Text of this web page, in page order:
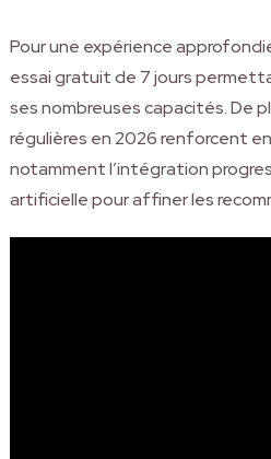
Pour une expérience
essai gratuit de 7 jours
ses nombreuses capacités. De
régulières en 2026 renforcent
notamment l’intégration
artificielle pour affiner les